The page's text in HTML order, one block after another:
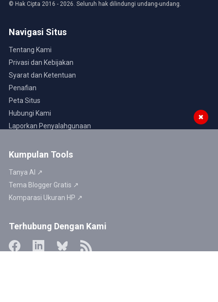
© Hak Cipta 2016 - 2026. Seluruh hak dilindungi undang-undang.
Navigasi Situs
Tentang Kami
Privasi dan Kebijakan
Syarat dan Ketentuan
Penafian
Peta Situs
Hubungi Kami
Laporkan Penyalahgunaan
Kumpulan Tools
Tanya AI ↗
Tema Blogger Gratis ↗
Komparasi Ukuran HP ↗
Terhubung Dengan Kami
✖